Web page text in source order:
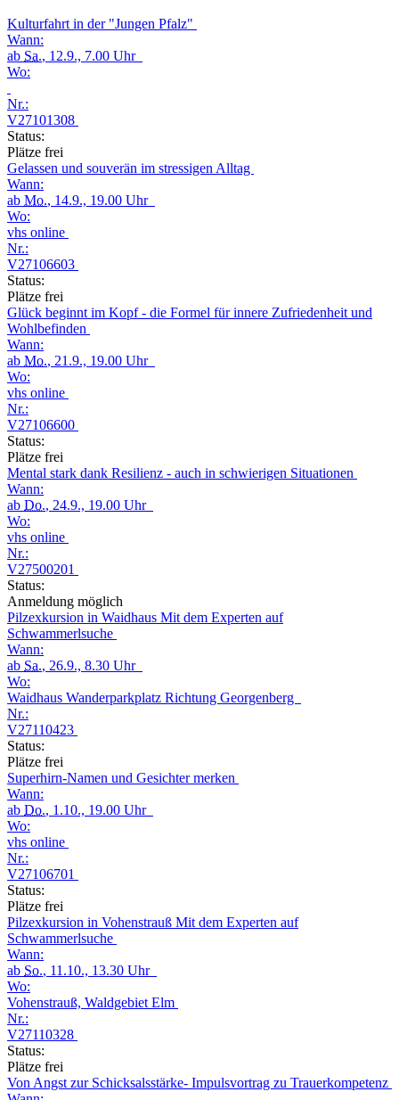
Kulturfahrt in der "Jungen Pfalz"
Wann:
ab Sa., 12.9., 7.00 Uhr
Wo:
Nr.:
V27101308
Status:
Plätze frei
Gelassen und souverän im stressigen Alltag
Wann:
ab Mo., 14.9., 19.00 Uhr
Wo:
vhs online
Nr.:
V27106603
Status:
Plätze frei
Glück beginnt im Kopf - die Formel für innere Zufriedenheit und
Wohlbefinden
Wann:
ab Mo., 21.9., 19.00 Uhr
Wo:
vhs online
Nr.:
V27106600
Status:
Plätze frei
Mental stark dank Resilienz - auch in schwierigen Situationen
Wann:
ab Do., 24.9., 19.00 Uhr
Wo:
vhs online
Nr.:
V27500201
Status:
Anmeldung möglich
Pilzexkursion in Waidhaus Mit dem Experten auf
Schwammerlsuche
Wann:
ab Sa., 26.9., 8.30 Uhr
Wo:
Waidhaus Wanderparkplatz Richtung Georgenberg
Nr.:
V27110423
Status:
Plätze frei
Superhirn-Namen und Gesichter merken
Wann:
ab Do., 1.10., 19.00 Uhr
Wo:
vhs online
Nr.:
V27106701
Status:
Plätze frei
Pilzexkursion in Vohenstrauß Mit dem Experten auf
Schwammerlsuche
Wann:
ab So., 11.10., 13.30 Uhr
Wo:
Vohenstrauß, Waldgebiet Elm
Nr.:
V27110328
Status:
Plätze frei
Von Angst zur Schicksalsstärke- Impulsvortrag zu Trauerkompetenz